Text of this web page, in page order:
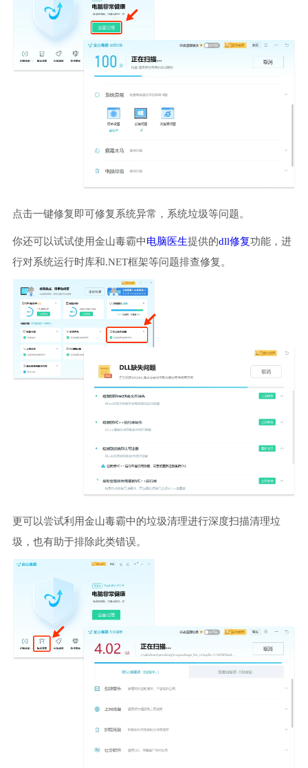
点击一键修复即可修复系统异常，系统垃圾等问题。
你还可以试试使用金山毒霸中电脑医生提供的dll修复功能，进
行对系统运行时库和.NET框架等问题排查修复。
更可以尝试利用金山毒霸中的垃圾清理进行深度扫描清理垃
圾，也有助于排除此类错误。